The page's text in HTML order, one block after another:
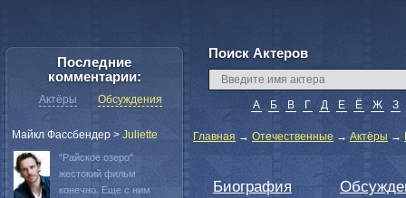
Поиск Актеров
А Б В Г Д Е Ё Ж З
Главная → Отечественные → Актёры →
Биография
Последние
комментарии:
Актёры Обсуждения
Майкл Фассбендер > Juliette
"Райское озеро"
жестокий фильм
конечно. Еще с ним